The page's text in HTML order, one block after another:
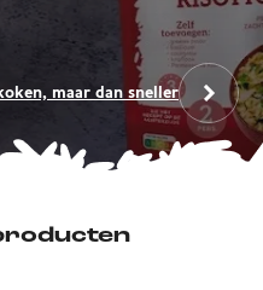
maar dan sneller